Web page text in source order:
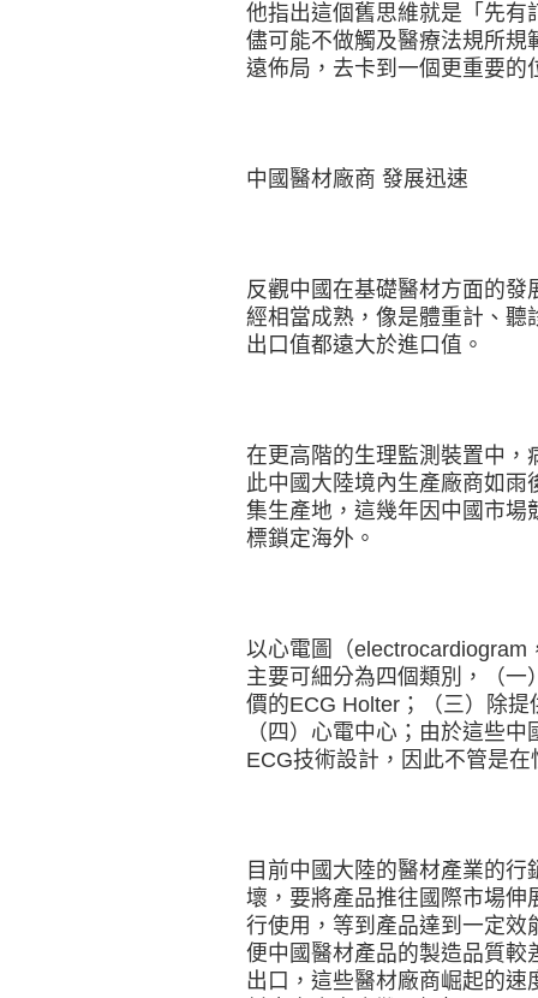
他指出這個舊思維就是「先有
儘可能不做觸及醫療法規所規
遠佈局，去卡到一個更重要的
中國醫材廠商 發展迅速
反觀中國在基礎醫材方面的
經相當成熟，像是體重計、聽
出口值都遠大於進口值。
在更高階的生理監測裝置中，
此中國大陸境內生產廠商如
集生產地，這幾年因中國市場
標鎖定海外。
以心電圖（electrocardiogram
主要可細分為四個類別，（
價的ECG Holter；（三）除
（四）心電中心；由於這些
ECG技術設計，因此不管是
目前中國大陸的醫材產業的
壞，要將產品推往國際市場伸
行使用，等到產品達到一定效
便中國醫材產品的製造品質較
出口，這些醫材廠商崛起的